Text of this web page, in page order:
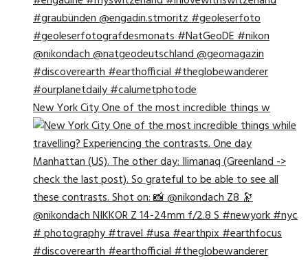
New York City One of the most incredible things w